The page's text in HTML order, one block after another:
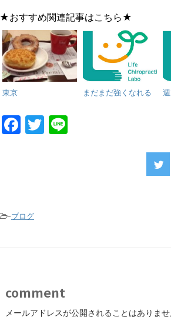
★おすすめ関連記事はこちら★
東京 まだまだ強くなれる
F
o
k
T
-ブログ
comment
メールアドレスが公開されることはありませ